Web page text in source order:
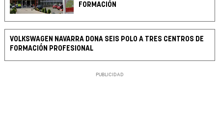
FORMACIÓN
VOLKSWAGEN NAVARRA DONA SEIS POLO A TRES CENTROS DE
FORMACIÓN PROFESIONAL